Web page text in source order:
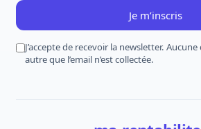
Je m’inscris
J’accepte de recevoir la newsletter.
autre que l’email n’est collectée.